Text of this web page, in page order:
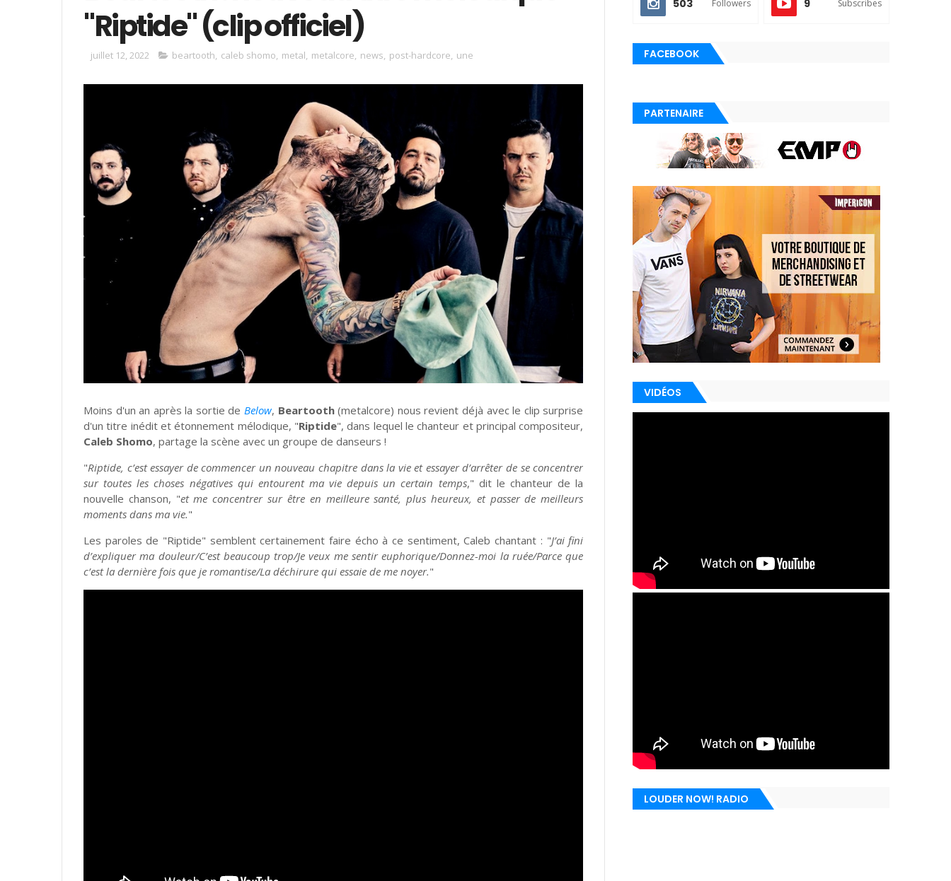
"Riptide" (clip officiel)
juillet 12, 2022 beartooth, caleb shomo, metal, metalcore, news, post-hardcore, une
Moins d'un an après la sortie de Below, Beartooth(metalcore) nous revient déjà avec le clip surprise
d'un titre inédit et étonnement mélodique, "Riptide", dans lequel le chanteur et principal compositeur,
Caleb Shomo, partage la scène avec un groupe de danseurs !
"Riptide, c’est essayer de commencer un nouveau chapitre dans la vie et essayer d’arrêter de se concentrer
sur toutes les choses négatives qui entourent ma vie depuis un certain temps," dit le chanteur de la
nouvelle chanson, "et me concentrer sur être en meilleure santé, plus heureux, et passer de meilleurs
moments dans ma vie."
Les paroles de "Riptide" semblent certainement faire écho à ce sentiment, Caleb chantant : "J’ai fini
d’expliquer ma douleur/C’est beaucoup trop/Je veux me sentir euphorique/Donnez-moi la ruée/Parce que
c’est la dernière fois que je romantise/La déchirure qui essaie de me noyer."
503 Followers 9 Subscribes
FACEBOOK
PARTENAIRE
VIDÉOS
LOUDER NOW! RADIO